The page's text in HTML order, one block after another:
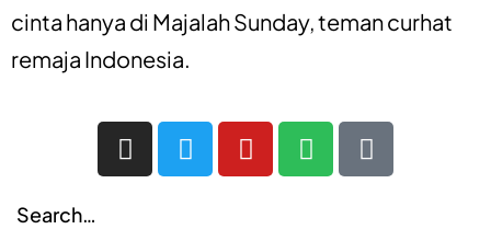
cinta hanya di Majalah Sunday, teman curhat
remaja Indonesia.
Search…